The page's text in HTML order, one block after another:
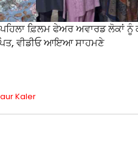
ਫ਼ਿਲਮ ਫੇਅਰ ਅਵਾਰਡ ਲੋਕਾਂ ਨੂੰ
ਵੀਡੀਓ ਆਇਆ ਸਾਹਮਣੇ
Kaler